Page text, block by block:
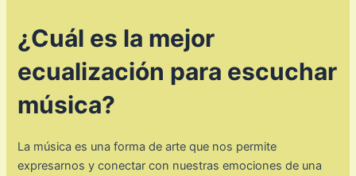
¿Cuál es la mejor
ecualización para escuchar
música?
La música es una forma de arte que nos permite
expresarnos y conectar con nuestras emociones de una